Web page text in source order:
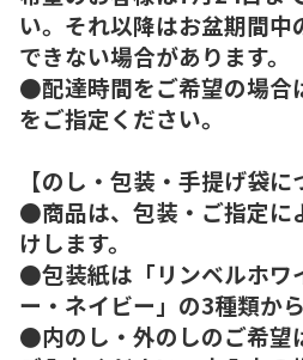
い。それ以降はお盆期間中
できない場合があります。
●配達時間をご希望の場合
をご指定ください。
【のし・包装・手提げ袋に
●商品は、包装・ご指定に
けします。
●包装紙は「リンベルホワ
ー・ネイビー」の3種類か
●内のし・外のしのご希望